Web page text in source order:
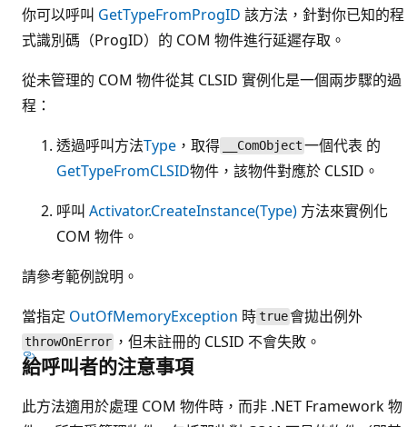
你可以呼叫 GetTypeFromProgID 該方法，針對你已知的程
式識別碼（ProgID）的 COM 物件進行延遲存取。
從未管理的 COM 物件從其 CLSID 實例化是一個兩步驟的過
程：
透過呼叫方法Type ，取得 __ComObject 一個代表 的
GetTypeFromCLSID物件，該物件對應於 CLSID。
呼叫 Activator.CreateInstance(Type) 方法來實例化
COM 物件。
請參考範例說明。
當指定 OutOfMemoryException 時true會拋出例外
throwOnError ，但未註冊的 CLSID 不會失敗。
給呼叫者的注意事項
此方法適用於處理 COM 物件時，而非 .NET Framework 物